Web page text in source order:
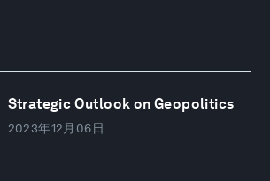
Strategic Outlook on Geopolitics
2023年12月06日